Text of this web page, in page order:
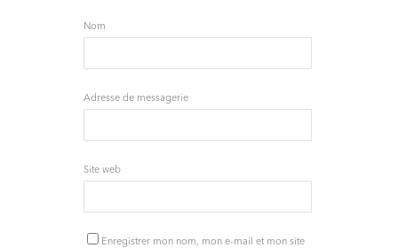
Nom
Adresse de messagerie
Site web
Enregistrer mon nom, mon e-mail et mon site